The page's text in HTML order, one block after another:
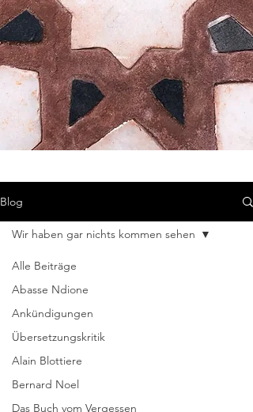
Blog
Alle Beiträge
Abasse Ndione
Ankündigungen
Übersetzungskritik
Alain Blottiere
Bernard Noel
Das Buch vom Vergessen
Wir haben gar nichts kommen sehen